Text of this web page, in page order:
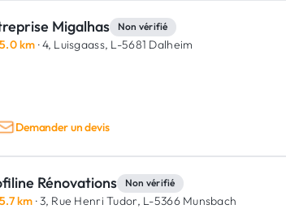
Migalhas Non vérifié
5.0 km · 4, Luisgaass, L-5681 Dalheim
Demander un devis
Rénovations Non vérifié
5.7 km · 3, Rue Henri Tudor, L-5366 Munsbach